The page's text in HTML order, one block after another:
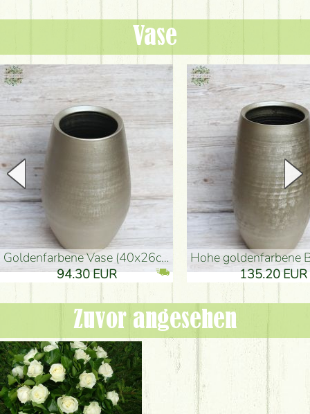
Vase
goldenfarbene Vase (40x26cm)
94.30 EUR
hohe goldenfarbene
135.20 EUR
Zuvor angesehen